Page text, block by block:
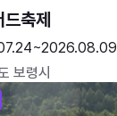
축제
보령시